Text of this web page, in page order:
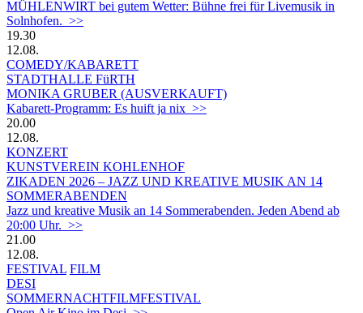
MÜHLENWIRT bei gutem Wetter: Bühne frei für Livemusik in
Solnhofen. >>
19.30
12.08.
COMEDY/KABARETT
STADTHALLE FüRTH
MONIKA GRUBER (AUSVERKAUFT)
Kabarett-Programm: Es huift ja nix >>
20.00
12.08.
KONZERT
KUNSTVEREIN KOHLENHOF
ZIKADEN 2026 – JAZZ UND KREATIVE MUSIK AN 14
SOMMERABENDEN
Jazz und kreative Musik an 14 Sommerabenden. Jeden Abend ab
20:00 Uhr. >>
21.00
12.08.
FESTIVAL FILM
DESI
SOMMERNACHTFILMFESTIVAL